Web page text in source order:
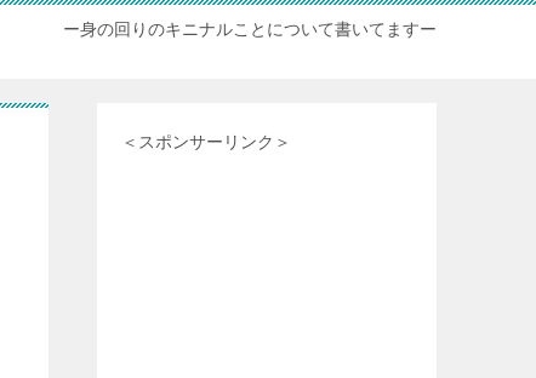
ー身の回りのキニナルことについて書いてますー
＜スポンサーリンク＞